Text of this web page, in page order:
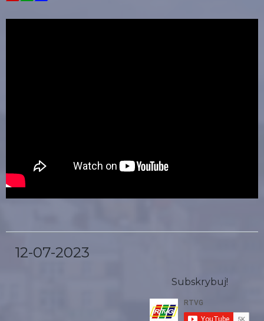
12-07-2023
Subskrybuj!